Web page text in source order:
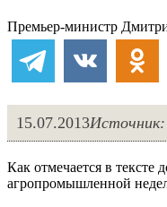
Премьер-министр
15.07.2013Источник:
Как отмечается в
агропромышленной